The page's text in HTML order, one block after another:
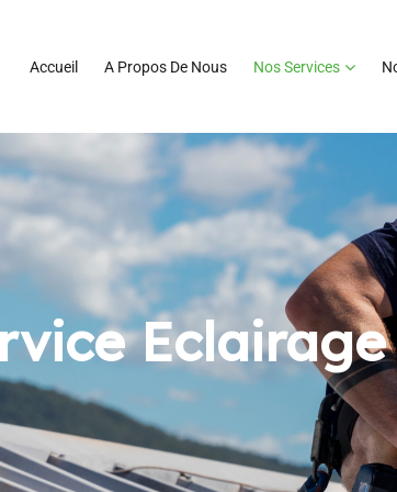
Accueil A Propos De Nous Nos Services